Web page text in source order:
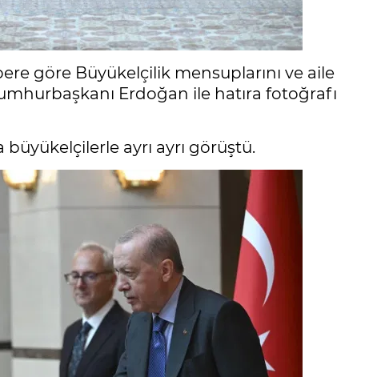
göre Büyükelçilik mensuplarını ve aile
Erdoğan ile hatıra fotoğrafı
ayrı ayrı görüştü.